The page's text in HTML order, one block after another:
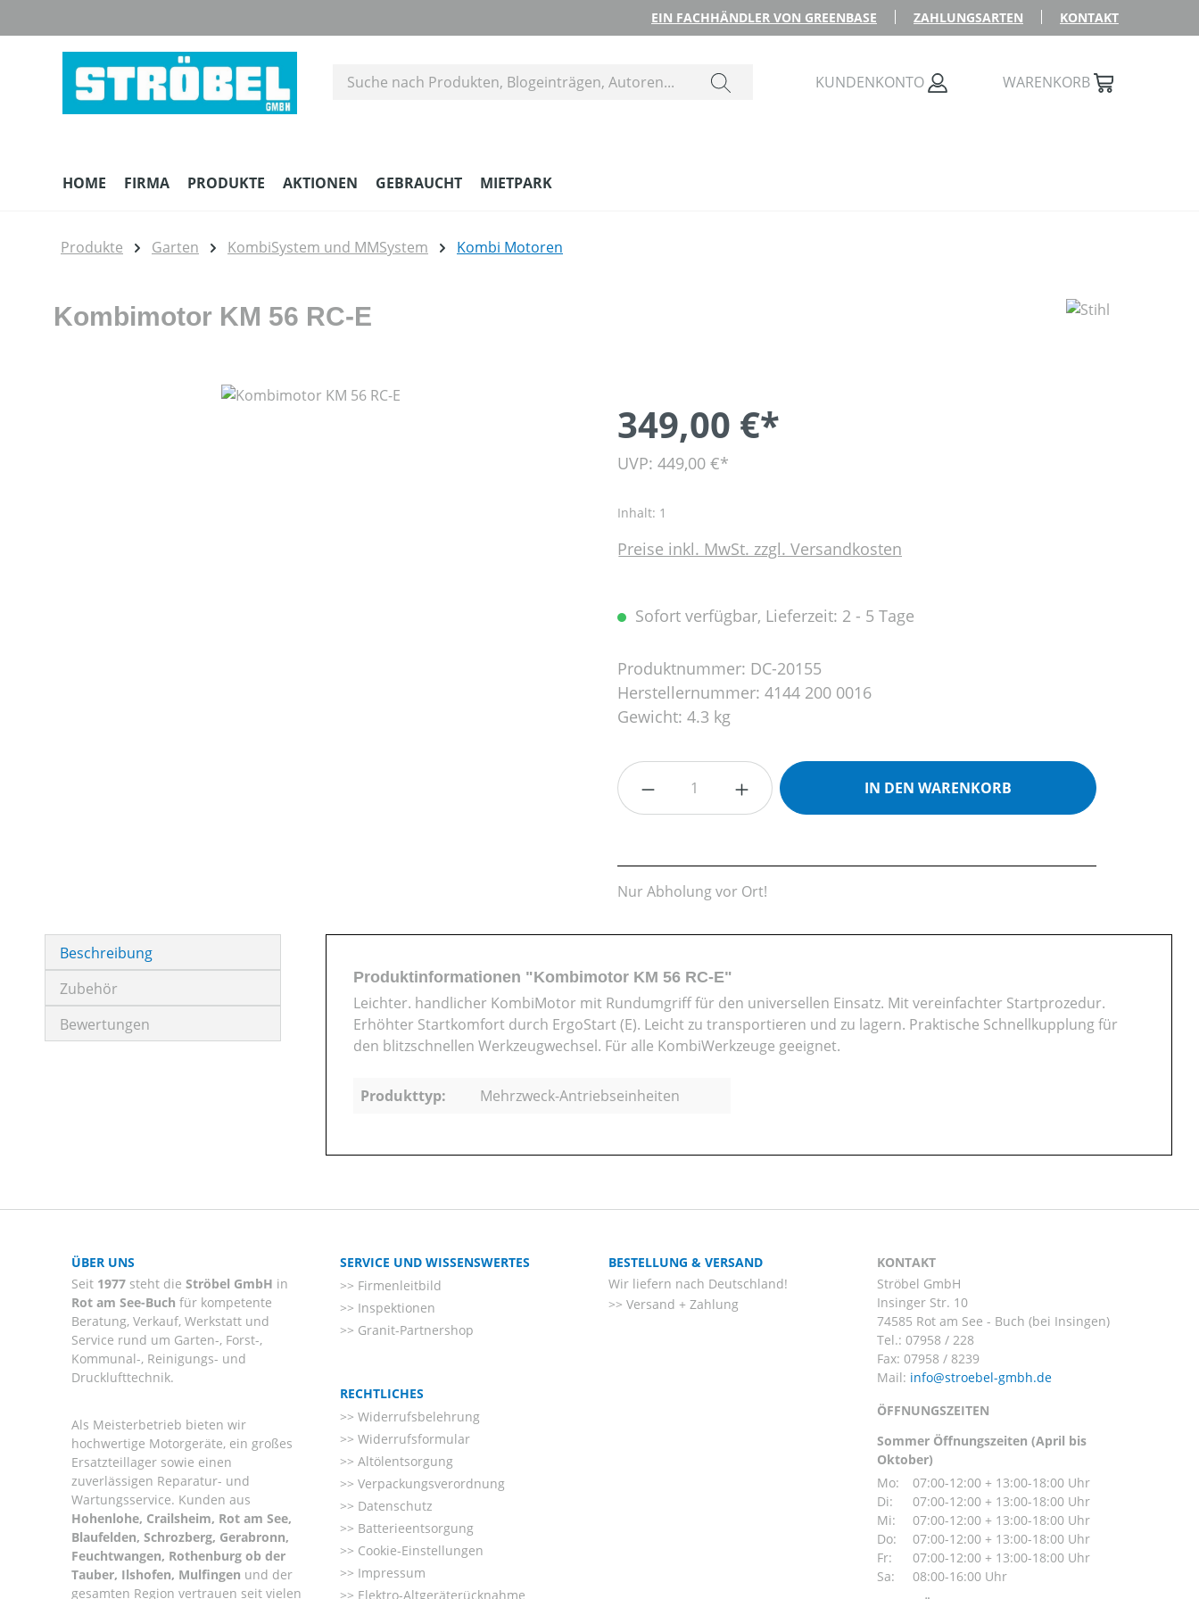
EIN FACHHÄNDLER VON GREENBASE ZAHLUNGSARTEN KONTAKT
KUNDENKONTO WARENKORB
HOME FIRMA PRODUKTE AKTIONEN GEBRAUCHT MIETPARK
Produkte Garten KombiSystem und MMSystem Kombi Motoren
Kombimotor KM 56 RC-E
349,00 €*
UVP: 449,00 €*
Inhalt: 1
Preise inkl. MwSt. zzgl. Versandkosten
Sofort verfügbar, Lieferzeit: 2 - 5 Tage
Produktnummer: DC-20155
Herstellernummer: 4144 200 0016
Gewicht: 4.3 kg
Produkt Anzahl: Gib den gewünschten Wert ein oder
IN DEN WARENKORB
Nur Abholung vor Ort!
Beschreibung
Zubehör
Bewertungen
Produktinformationen "Kombimotor KM 56 RC-E"
Leichter. handlicher KombiMotor mit Rundumgriff für den universellen Einsatz. Mit vereinfachter Startprozedur.
Erhöhter Startkomfort durch ErgoStart (E). Leicht zu transportieren und zu lagern. Praktische Schnellkupplung für
den blitzschnellen Werkzeugwechsel. Für alle KombiWerkzeuge geeignet.
Produkttyp: Mehrzweck-Antriebseinheiten
ÜBER UNS
Seit 1977 steht die Ströbel GmbH in
Rot am See-Buch für kompetente
Beratung, Verkauf, Werkstatt und
Service rund um Garten-, Forst-,
Kommunal-, Reinigungs- und
Drucklufttechnik.
Als Meisterbetrieb bieten wir
hochwertige Motorgeräte, ein großes
Ersatzteillager sowie einen
zuverlässigen Reparatur- und
Wartungsservice. Kunden aus
Hohenlohe, Crailsheim, Rot am See,
Blaufelden, Schrozberg, Gerabronn,
Feuchtwangen, Rothenburg ob der
Tauber, Ilshofen, Mulfingen und der
gesamten Region vertrauen seit vielen
SERVICE UND WISSENSWERTES
Firmenleitbild
Inspektionen
Granit-Partnershop
RECHTLICHES
Widerrufsbelehrung
Widerrufsformular
Altölentsorgung
Verpackungsverordnung
Datenschutz
Batterieentsorgung
Cookie-Einstellungen
Impressum
Elektro-Altgeräterücknahme
BESTELLUNG & VERSAND
Wir liefern nach Deutschland!
Versand + Zahlung
KONTAKT
Ströbel GmbH
Insinger Str. 10
74585 Rot am See - Buch (bei Insingen)
Tel.: 07958 / 228
Fax: 07958 / 8239
Mail:
ÖFFNUNGSZEITEN
Sommer Öffnungszeiten (April bis
Oktober)
Mo:
07:00-12:00 + 13:00-18:00 Uhr
Di:
07:00-12:00 + 13:00-18:00 Uhr
Mi:
07:00-12:00 + 13:00-18:00 Uhr
Do:
07:00-12:00 + 13:00-18:00 Uhr
Fr:
07:00-12:00 + 13:00-18:00 Uhr
Sa:
08:00-16:00 Uhr